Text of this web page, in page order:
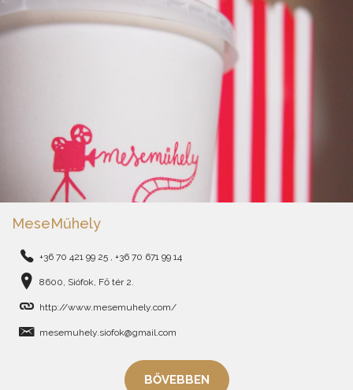
MeseMűhely
+36 70 421 99 25 , +36 70 671 99 14
8600, Siófok, Fő tér 2.
http://www.mesemuhely.com/
mesemuhely.siofok@gmail.com
BŐVEBBEN